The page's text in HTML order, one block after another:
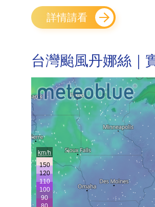
詳情請看
台灣颱風丹娜絲｜